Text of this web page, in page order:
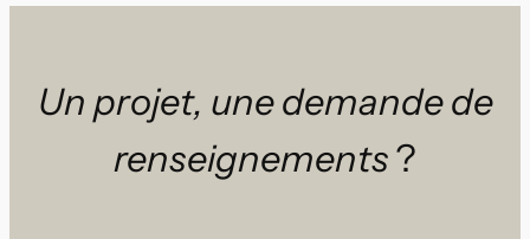
Un projet, une demande de
renseignements?